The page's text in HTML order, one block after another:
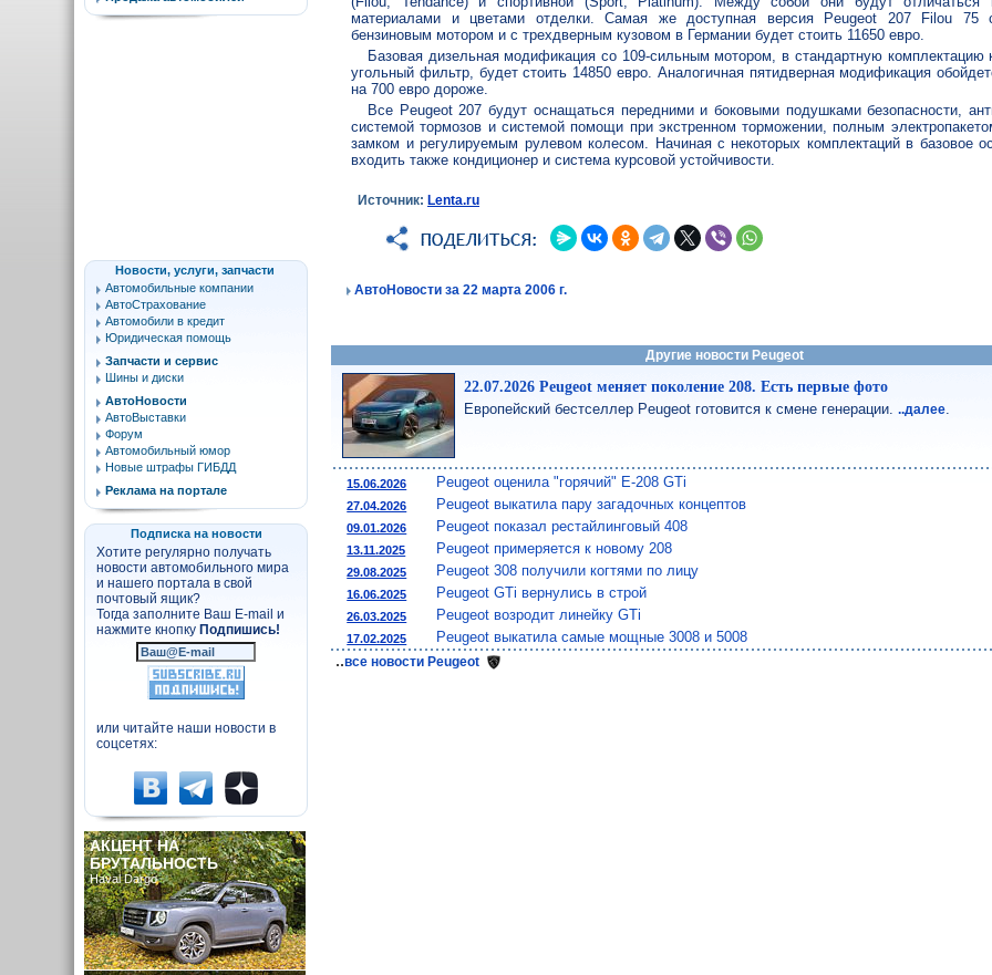
материалами и цветами отделки. Самая же доступная версия Peugeot 207 Filou 75
бензиновым мотором и с трехдверным кузовом в Германии будет стоить 11650 евро.
Базовая дизельная модификация со 109-сильным мотором, в стандартную комплектацию
угольный фильтр, будет стоить 14850 евро. Аналогичная пятидверная модификация
на 700 евро дороже.
Все Peugeot 207 будут оснащаться передними и боковыми подушками безопасности,
системой тормозов и системой помощи при экстренном торможении, полным
замком и регулируемым рулевом колесом. Начиная с некоторых комплектаций в базовое
входить также кондиционер и система курсовой устойчивости.
Источник:Lenta.ru
АвтоНовости за 22 марта 2006 г.
Другие новости Peugeot
22.07.2026 Peugeot меняет поколение 208. Есть первые фото
Европейский бестселлер Peugeot готовится к смене генерации...далее
15.06.2026 Peugeot оценила "горячий" E-208 GTi
27.04.2026 Peugeot выкатила пару загадочных концептов
09.01.2026 Peugeot показал рестайлинговый 408
13.11.2025 Peugeot примеряется к новому 208
29.08.2025 Peugeot 308 получили когтями по лицу
16.06.2025 Peugeot GTi вернулись в строй
26.03.2025 Peugeot возродит линейку GTi
17.02.2025 Peugeot выкатила самые мощные 3008 и 5008
..все новости Peugeot
Новости, услуги, запчасти
Автомобильные компании
АвтоСтрахование
Автомобили в кредит
Юридическая помощь
Запчасти и сервис
Шины и диски
АвтоНовости
АвтоВыставки
Форум
Автомобильный юмор
Новые штрафы ГИБДД
Реклама на портале
Подписка на новости
Хотите регулярно получать
новости автомобильного мира
и нашего портала в свой
почтовый ящик?
Тогда заполните Ваш E-mail и
нажмите кнопку Подпишись!
или читайте наши новости в
соцсетях:
АКЦЕНТ НА
БРУТАЛЬНОСТЬ
Haval Dargo